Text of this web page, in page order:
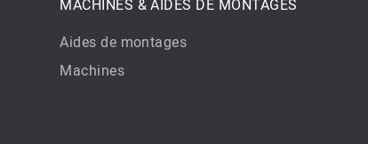
MACHINES & AIDES DE MONTAGES
Aides de montages
Machines